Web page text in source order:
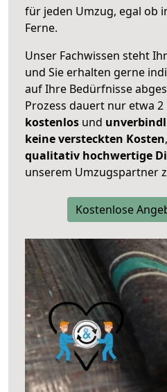
für jeden Umzug, egal ob
Ferne.
Unser Fachwissen steht
und Sie erhalten gerne
auf Ihre Bedürfnisse
Prozess dauert nur etwa
kostenlos und
keine versteckten Kosten
qualitativ hochwertige
unserem Umzugspartner
Kostenlose